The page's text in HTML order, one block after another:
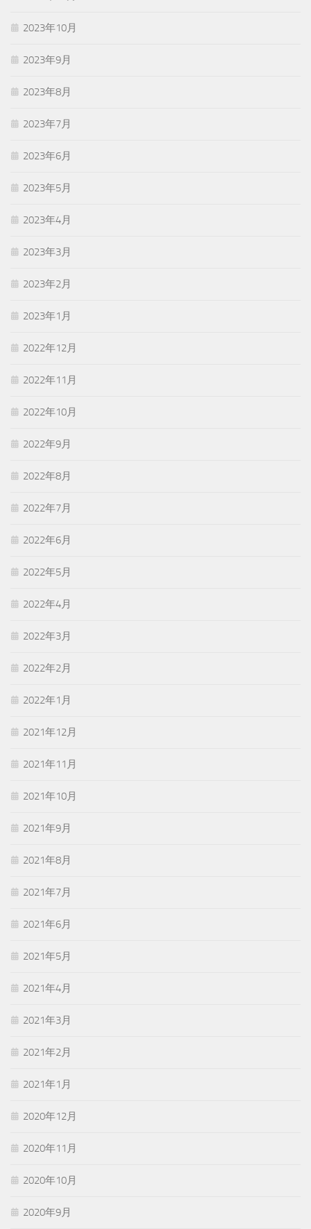
2023年10月
2023年9月
2023年8月
2023年7月
2023年6月
2023年5月
2023年4月
2023年3月
2023年2月
2023年1月
2022年12月
2022年11月
2022年10月
2022年9月
2022年8月
2022年7月
2022年6月
2022年5月
2022年4月
2022年3月
2022年2月
2022年1月
2021年12月
2021年11月
2021年10月
2021年9月
2021年8月
2021年7月
2021年6月
2021年5月
2021年4月
2021年3月
2021年2月
2021年1月
2020年12月
2020年11月
2020年10月
2020年9月